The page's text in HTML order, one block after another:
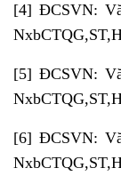
[4] ĐCSVN:
[5] ĐCSVN:
[6] ĐCSVN: